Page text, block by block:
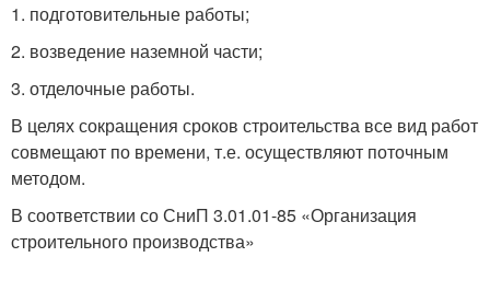
1. подготовительные работы;
2. возведение наземной части;
3. отделочные работы.
В целях сокращения сроков строительства все вид работ
совмещают по времени, т.е. осуществляют поточным
методом.
В соответствии со СниП 3.01.01-85 «Организация
строительного производства»